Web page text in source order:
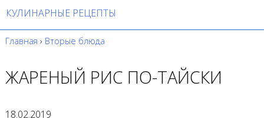
КУЛИНАРНЫЕ РЕЦЕПТЫ
Главная › Вторые блюда
ЖАРЕНЫЙ РИС ПО-ТАЙСКИ
18.02.2019